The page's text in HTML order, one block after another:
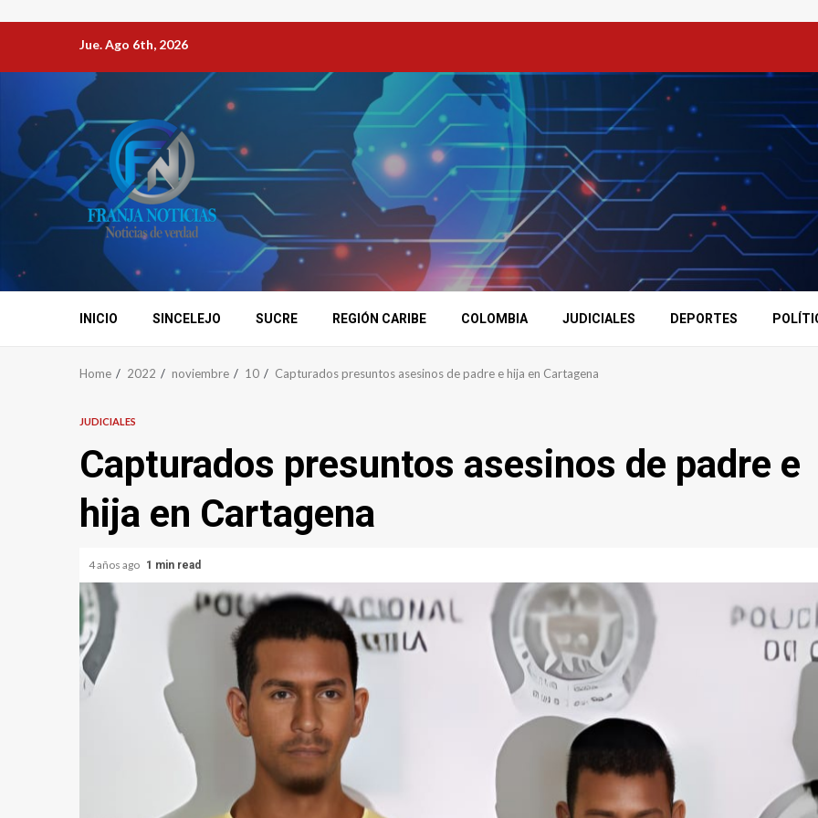
Jue. Ago 6th, 2026
INICIO SINCELEJO SUCRE REGIÓN CARIBE COLOMBIA JUDICIALES DEPORTES
Home 2022 noviembre 10 Capturados presuntos asesinos de padre e hija en Cartagena
JUDICIALES
Capturados presuntos asesinos de padre e
hija en Cartagena
4 años ago 1 min read